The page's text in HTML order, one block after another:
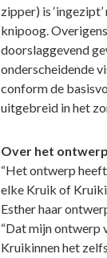
zipper) is
knipoog.
doorslaggevend
onderscheidende
conform de
uitgebreid in het
Over het ontwerp
“Het ontwerp
elke Kruik of
Esther haar
“Dat mijn ontwerp
Kruikinnen het